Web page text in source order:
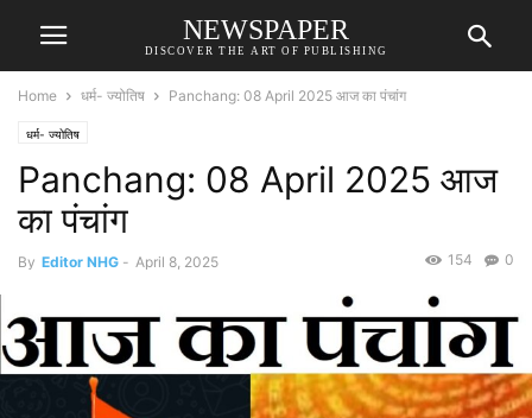
NEWSPAPER
DISCOVER THE ART OF PUBLISHING
Home धर्म- ज्योतिष Panchang: 08 April 2025 आज का पंचांग
धर्म- ज्योतिष
Panchang: 08 April 2025 आज
का पंचांग
By Editor NHG - April 8, 2025 0
154